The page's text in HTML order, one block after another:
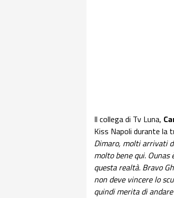
Il collega di Tv Luna,
Kiss Napoli durante la
Dimaro, molti arrivati
molto bene qui.
questa realtà. Bravo
non deve vincere lo
quindi merita di andare